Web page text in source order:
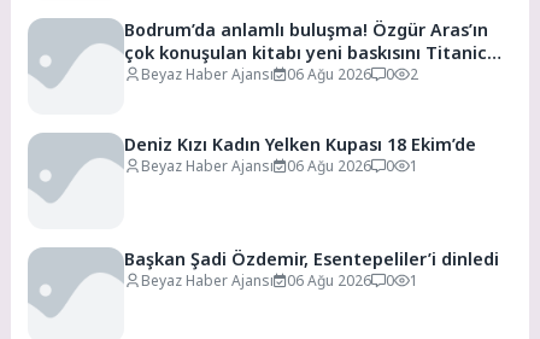
Bodrum’da anlamlı buluşma! Özgür Aras’ın
çok konuşulan kitabı yeni baskısını Titanic
Luxury Collection Bodrum’da kutladı
Beyaz Haber Ajansı 06 Ağu 2026 0 2
Deniz Kızı Kadın Yelken Kupası 18 Ekim’de
Beyaz Haber Ajansı 06 Ağu 2026 0 1
Başkan Şadi Özdemir, Esentepeliler’i dinledi
Beyaz Haber Ajansı 06 Ağu 2026 0 1